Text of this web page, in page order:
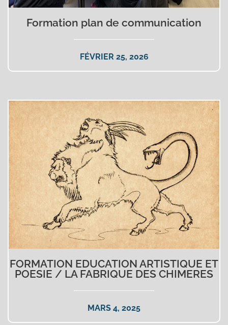
Formation plan de communication
FÉVRIER 25, 2026
FORMATION EDUCATION ARTISTIQUE ET
POESIE / LA FABRIQUE DES CHIMERES
MARS 4, 2025